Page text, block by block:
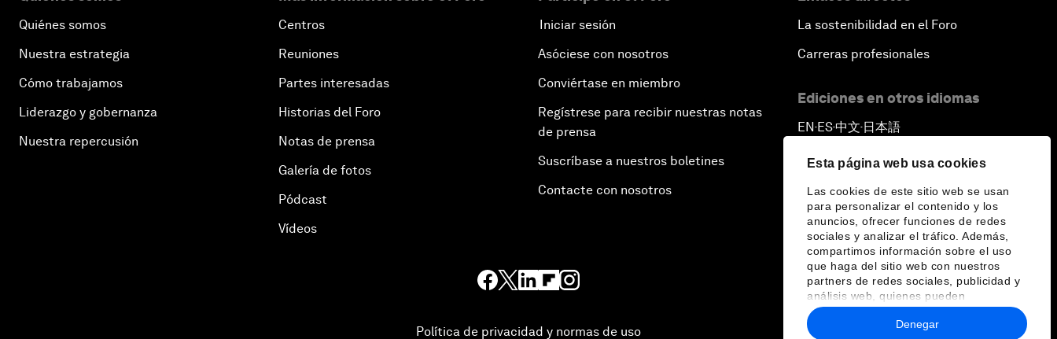
Esta página web usa cookies
Las cookies de este sitio web se usan
para personalizar el contenido y los
anuncios, ofrecer funciones de redes
sociales y analizar el tráfico. Además,
compartimos información sobre el uso
que haga del sitio web con nuestros
partners de redes sociales, publicidad y
análisis web, quienes pueden
combinarla con otra información que les
haya proporcionado o que hayan
Denegar
Quiénes somos
Nuestra estrategia
Cómo trabajamos
Liderazgo y gobernanza
Nuestra repercusión
Centros
Reuniones
Partes interesadas
Historias del Foro
Notas de prensa
Galería de fotos
Pódcast
Vídeos
Iniciar sesión
Asóciese con nosotros
Conviértase en miembro
Regístrese para recibir nuestras notas
de prensa
Suscríbase a nuestros boletines
Contacte con nosotros
La sostenibilidad en el Foro
Carreras profesionales
Ediciones en otros idiomas
EN ▪ ES▪中文▪ 日本語
Política de privacidad y normas de uso